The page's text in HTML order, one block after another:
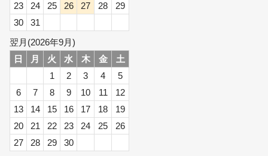
23
24 25 26 27 28
29
30
31
翌月(2026年9月)
日
月 火 水 木 金
土
1
2 3 4
5
6
7 8 9 10 11
12
13
14 15 16 17 18
19
20
21 22 23 24 25
26
27
28 29 30